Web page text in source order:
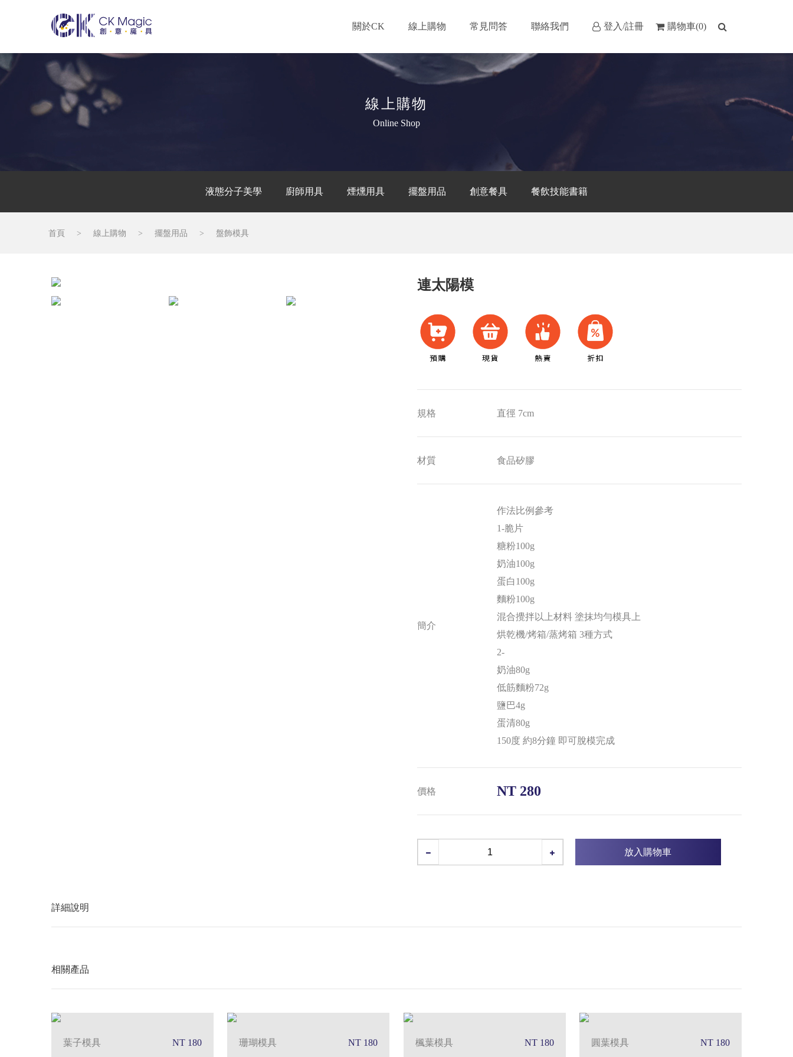
關於CK 線上購物 常見問答 聯絡我們 登入/註冊 購物車(0)
線上購物
Online Shop
液態分子美學 廚師用具 煙燻用具 擺盤用品 創意餐具 餐飲技能書籍
首頁 > 線上購物 > 擺盤用品 > 盤飾模具
連太陽模
規格 直徑 7cm
材質 食品矽膠
簡介
作法比例參考
1-脆片
糖粉100g
奶油100g
蛋白100g
麵粉100g
混合攪拌以上材料 塗抹均勻模具上
烘乾機/烤箱/蒸烤箱 3種方式
2-
奶油80g
低筋麵粉72g
鹽巴4g
蛋清80g
150度 約8分鐘 即可脫模完成
價格 NT 280
放入購物車
詳細說明
相關產品
葉子模具 NT 180 珊瑚模具 NT 180 楓葉模具 NT 180 圓葉模具 NT 180